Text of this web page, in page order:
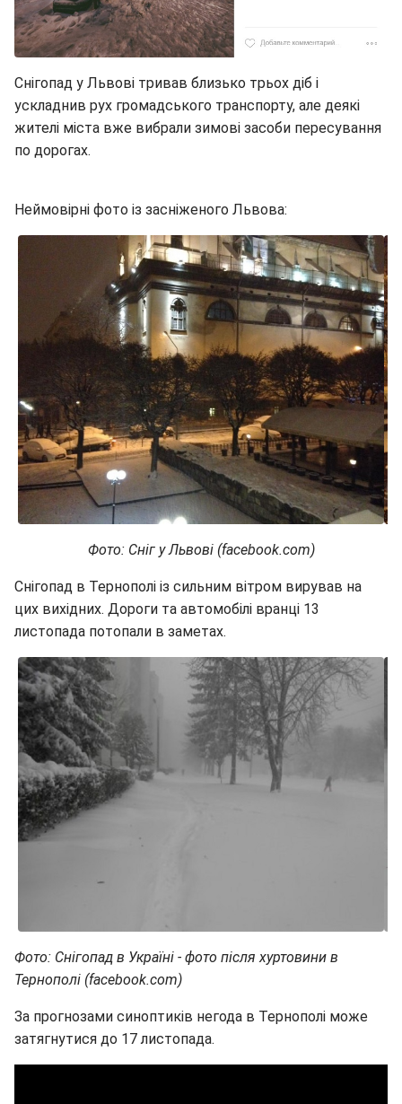
Снігопад у Львові тривав близько трьох діб і
ускладнив рух громадського транспорту, але деякі
жителі міста вже вибрали зимові засоби пересування
по дорогах.
Неймовірні фото із засніженого Львова:
Фото: Сніг у Львові (facebook.com)
Снігопад в Тернополі із сильним вітром вирував на
цих вихідних. Дороги та автомобілі вранці 13
листопада потопали в заметах.
Фото: Снігопад в Україні - фото після хуртовини в
Тернополі (facebook.com)
За прогнозами синоптиків негода в Тернополі може
затягнутися до 17 листопада.